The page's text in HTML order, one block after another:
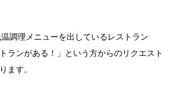
温調理メニューを出しているレストラン
ランがある！」という方からのリクエスト
ます。